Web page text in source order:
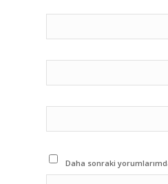
Daha sonraki